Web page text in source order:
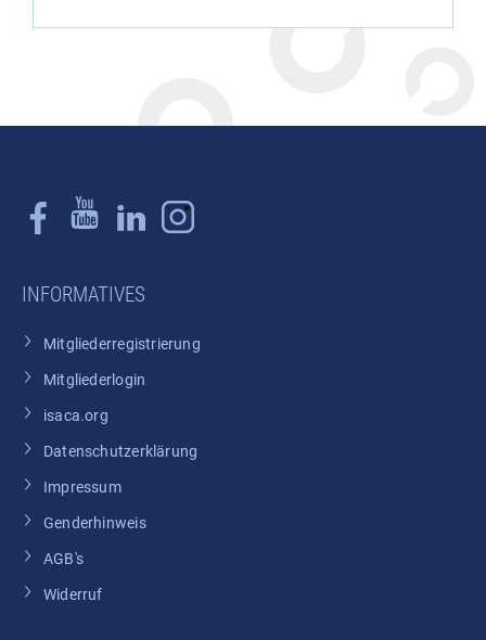
INFORMATIVES
Mitgliederregistrierung
Mitgliederlogin
isaca.org
Datenschutzerklärung
Impressum
Genderhinweis
AGB's
Widerruf